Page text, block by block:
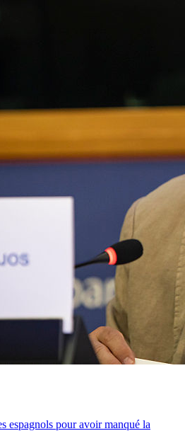
espagnols pour avoir manqué la